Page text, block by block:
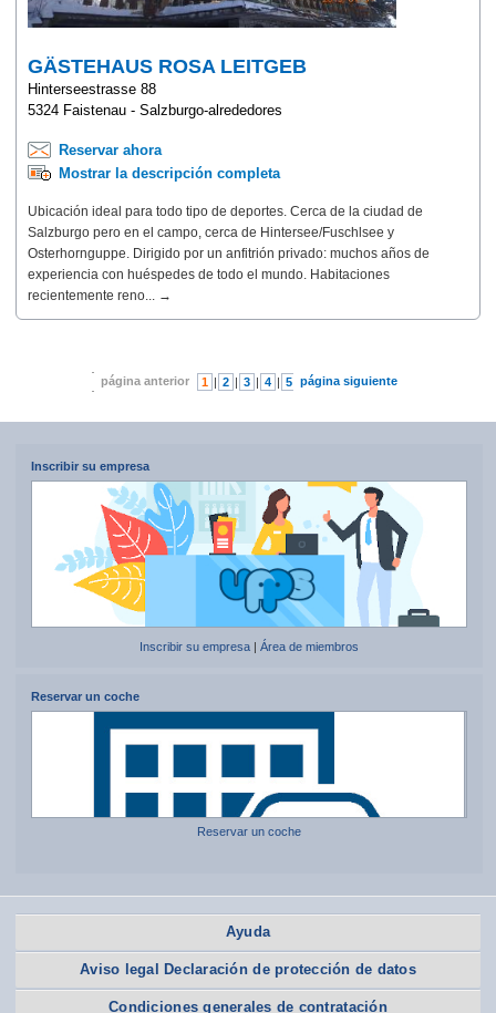
GÄSTEHAUS ROSA LEITGEB
Hinterseestrasse 88
5324 Faistenau - Salzburgo-alrededores
Reservar ahora
Mostrar la descripción completa
Ubicación ideal para todo tipo de deportes. Cerca de la ciudad de
Salzburgo pero en el campo, cerca de Hintersee/Fuschlsee y
Osterhornguppe. Dirigido por un anfitrión privado: muchos años de
experiencia con huéspedes de todo el mundo. Habitaciones
recientemente reno... →
página anterior 1 2 3 4 5 | 6 | 7
página siguiente
Inscribir su empresa
Inscribir su empresa| Área de miembros
Reservar un coche
Reservar un coche
Ayuda
Aviso legal Declaración de protección de datos
Condiciones generales de contratación